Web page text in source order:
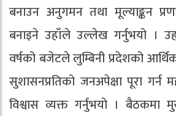
बनाउन अनुगमन तथा मूल्याङ्कन
बनाइने उहाँले उल्लेख गर्नुभयो ।
वर्षको बजेटले लुम्बिनी प्रदेशको
सुशासनप्रतिको जनअपेक्षा पूरा गर्न
विश्वास व्यक्त गर्नुभयो । बैठकमा